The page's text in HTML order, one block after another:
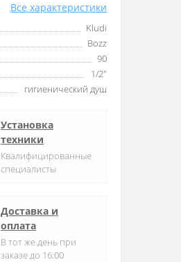
Все характеристики
Kludi
Bozz
90
1/2"
гигиенический душ
Установка
техники
Квалифицированные
специалисты
Доставка и
оплата
В тот же день при
заказе до 16:00